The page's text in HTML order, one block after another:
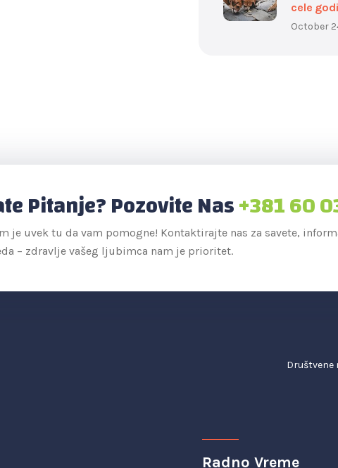
cele
October
Pitanje? Pozovite Nas+381 60
je uvek tu da vam pomogne! Kontaktirajte nas za savete,
– zdravlje vašeg ljubimca nam je prioritet.
Društvene
Radno Vreme